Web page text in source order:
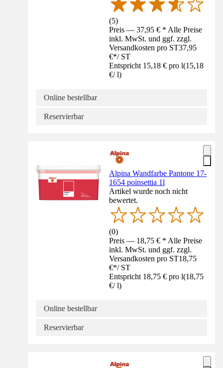
(5)
Preis — 37,95 € * Alle Preise
inkl. MwSt. und ggf. zzgl.
Versandkosten pro ST37,95
€*/ ST
Entspricht 15,18 € pro l(15,18
€/ l)
Online bestellbar
Reservierbar
Alpina Wandfarbe Pantone 17-
1654 poinsettia 1l
Artikel wurde noch nicht
bewertet.
(0)
Preis — 18,75 € * Alle Preise
inkl. MwSt. und ggf. zzgl.
Versandkosten pro ST18,75
€*/ ST
Entspricht 18,75 € pro l(18,75
€/ l)
Online bestellbar
Reservierbar